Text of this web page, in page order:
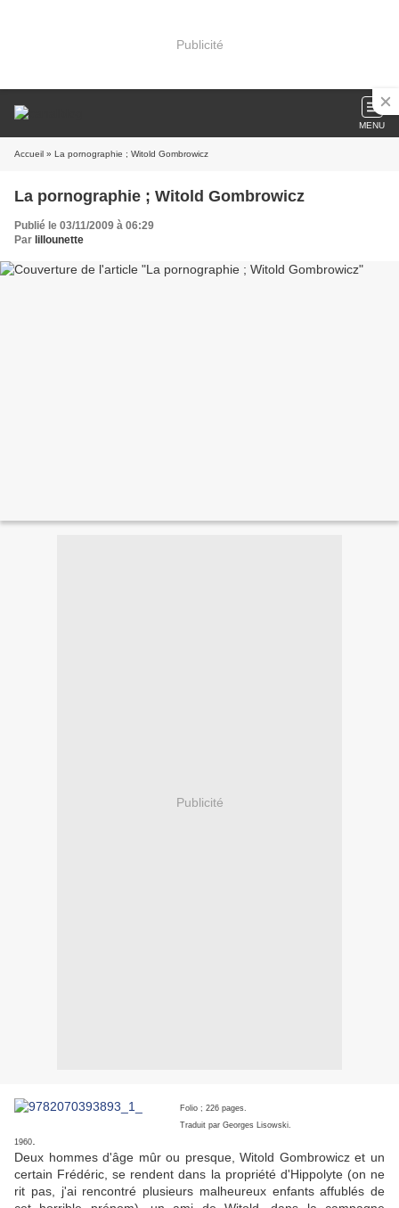
Publicité
MENU
Accueil » La pornographie ; Witold Gombrowicz
La pornographie ; Witold Gombrowicz
Publié le 03/11/2009 à 06:29
Par lillounette
Publicité
Folio ; 226 pages.
Traduit par Georges Lisowski.
1960
Deux hommes d'âge mûr ou presque, Witold Gombrowicz et un
certain Frédéric, se rendent dans la propriété d'Hippolyte (on ne
rit pas, j'ai rencontré plusieurs malheureux enfants affublés de